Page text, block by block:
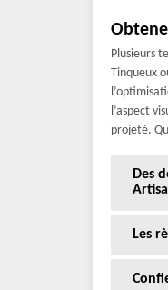
Plusieurs
Tinqueux
l’aspect
projeté.
Des
Les